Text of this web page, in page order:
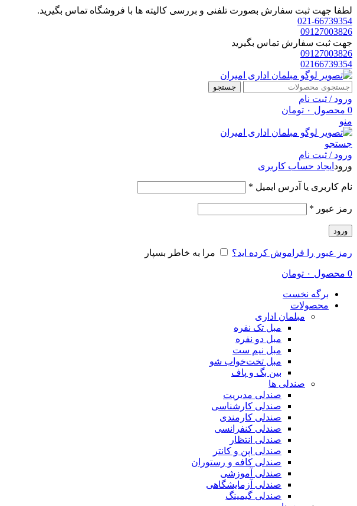
لطفا جهت ثبت سفارش بصورت تلفنی و بررسی کالیته ها با فروشگاه تماس بگیرید.
021-66739354
09127003826
جهت ثبت سفارش تماس بگیرید
09127003826
02166739354
جستجو
ورود / ثبت نام
0 محصول ۰ تومان
منو
جستجو
ورود / ثبت نام
ورود ایجاد حساب کاربری
نام کاربری یا آدرس ایمیل *
رمز عبور *
ورود
رمز عبور را فراموش کرده اید؟ مرا به خاطر بسپار
0 محصول ۰ تومان
برگه نخست
محصولات
مبلمان اداری
مبل تک نفره
مبل دو نفره
مبل نیم ست
مبل تخت‌خواب شو
بین بگ و پاف
صندلی ها
صندلی مدیریت
صندلی کارشناسی
صندلی کارمندی
صندلی کنفرانسی
صندلی انتظار
صندلی اپن و کانتر
صندلی کافه و رستوران
صندلی آموزشی
صندلی آزمایشگاهی
صندلی گیمینگ